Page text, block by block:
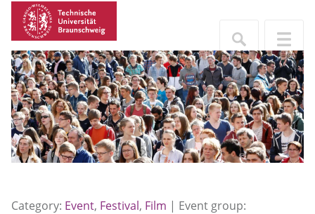
Category: Event, Festival, Film | Event group: